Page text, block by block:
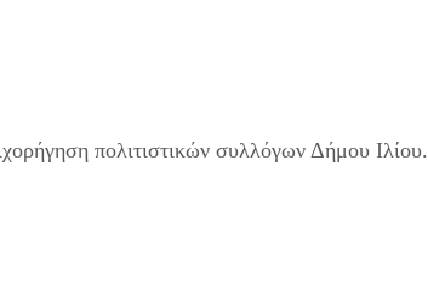
πολιτιστικών συλλόγων Δήμου Ιλίου.